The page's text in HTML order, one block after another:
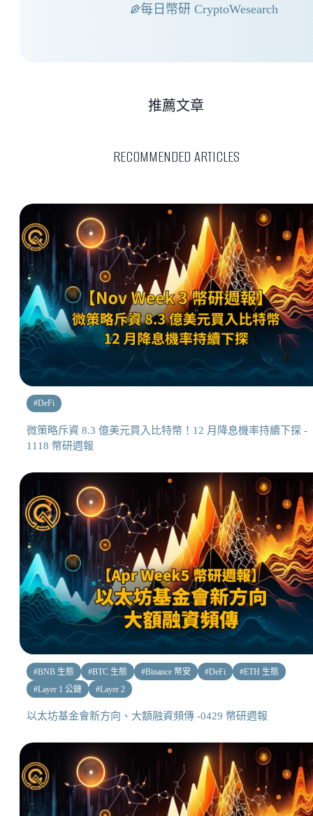
每日幣研 CryptoWesearch
RECOMMENDED ARTICLES
推薦文章
#DeFi
微策略斥資 8.3 億美元買入比特幣！12 月降息機率持續下探 -
1118 幣研週報
#BNB 生態 #BTC 生態 #Binance 幣安 #DeFi #ETH 生態
#Layer 1 公鏈 #Layer 2
以太坊基金會新方向、大額融資頻傳 -0429 幣研週報